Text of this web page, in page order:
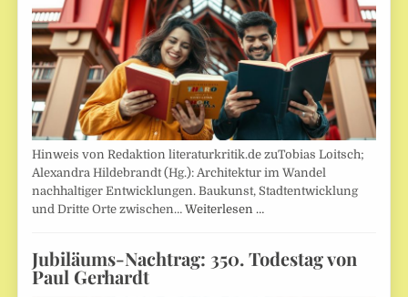
Hinweis von Redaktion literaturkritik.de zuTobias Loitsch;
Alexandra Hildebrandt (Hg.): Architektur im Wandel
nachhaltiger Entwicklungen. Baukunst, Stadtentwicklung
und Dritte Orte zwischen…Weiterlesen …
Jubiläums-Nachtrag: 350. Todestag von
Paul Gerhardt